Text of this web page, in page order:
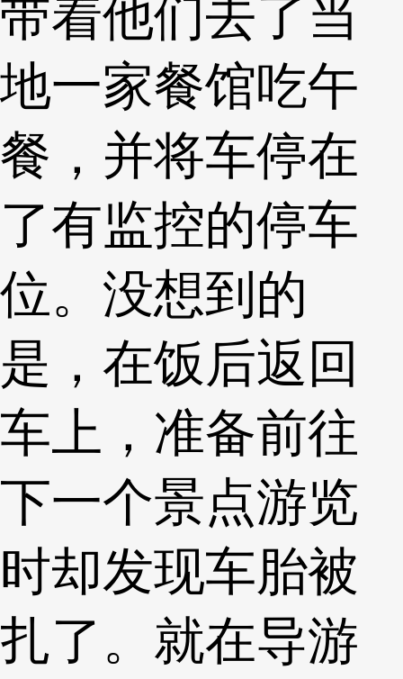
带着他们去了当
地一家餐馆吃午
餐，并将车停在
了有监控的停车
位。没想到的
是，在饭后返回
车上，准备前往
下一个景点游览
时却发现车胎被
扎了。就在导游